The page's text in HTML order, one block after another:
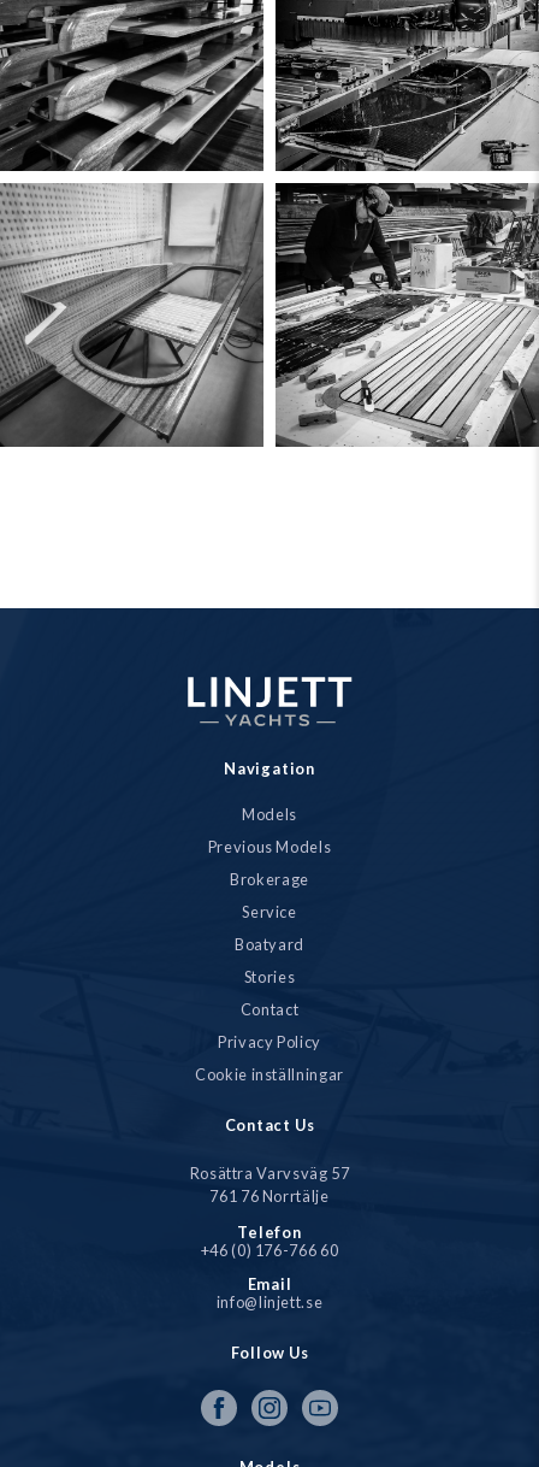
Navigation
Models
Previous Models
Brokerage
Service
Boatyard
Stories
Contact
Privacy Policy
Cookie inställningar
Contact Us
Rosättra Varvsväg 57
761 76 Norrtälje
Telefon
+46 (0) 176-766 60
Email
info@linjett.se
Follow Us